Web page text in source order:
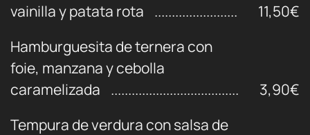
vainilla y patata rota
11,50€
Hamburguesita de ternera con
foie, manzana y cebolla
caramelizada
3,90€
Tempura de verdura con salsa de